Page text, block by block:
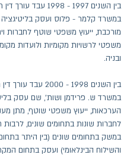
בין השנים 1997 - 1998
עבד עורך דין
במשרד קלמר - פלוס ועסק
מורכבת, ייעוץ משפטי שוטף לחברות
משפטי לרשויות מקומיות ולועדות
ובניה.
בין השנים 1998 - 2000
עבד עורך
במשרד ש. פרידמן ושות', שם עסק
הערכאות, ייעוץ משפטי שוטף, מתן
לחברות שונות בתחומים שונים, לרבות
במשק בתחומים שונים (בין היתר
והשילוח הבינלאומי) ועסק בתחום